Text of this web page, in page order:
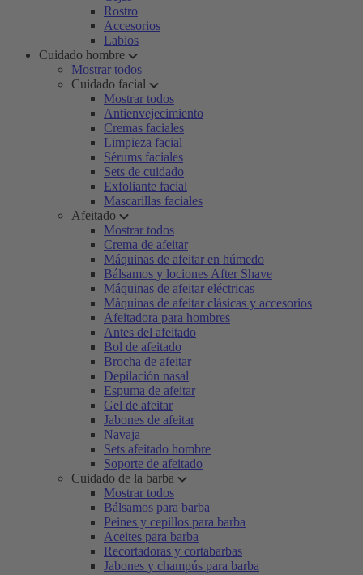
Rostro
Accesorios
Labios
Cuidado hombre
Mostrar todos
Cuidado facial
Mostrar todos
Antienvejecimiento
Cremas faciales
Limpieza facial
Sérums faciales
Sets de cuidado
Exfoliante facial
Mascarillas faciales
Afeitado
Mostrar todos
Crema de afeitar
Máquinas de afeitar en húmedo
Bálsamos y lociones After Shave
Máquinas de afeitar eléctricas
Máquinas de afeitar clásicas y accesorios
Afeitadora para hombres
Antes del afeitado
Bol de afeitado
Brocha de afeitar
Depilación nasal
Espuma de afeitar
Gel de afeitar
Jabones de afeitar
Navaja
Sets afeitado hombre
Soporte de afeitado
Cuidado de la barba
Mostrar todos
Bálsamos para barba
Peines y cepillos para barba
Aceites para barba
Recortadoras y cortabarbas
Jabones y champús para barba